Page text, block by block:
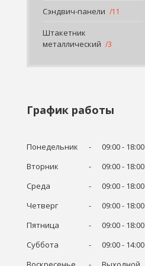
Сэндвич-панели 11
Штакетник
металлический
3
График работы
Понедельник 09:00
18:00
Вторник
09:00
18:00
Среда
09:00
18:00
Четверг
09:00
18:00
Пятница
09:00
18:00
Суббота
09:00
14:00